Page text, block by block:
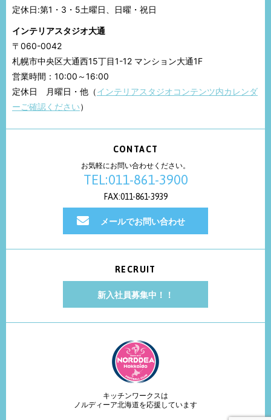
定休日:第1・3・5土曜日、日曜・祝日
インテリアスタジオ大通
〒060-0042
札幌市中央区大通西15丁目1-12 マンション大通1F
営業時間：10:00～16:00
定休日 月曜日・他（インテリアスタジオコンテンツ内カレンダ
ーご確認ください）
CONTACT
お気軽にお問い合わせください。
TEL:011-861-3900
FAX:011-861-3939
メールでお問い合わせ
RECRUIT
新入社員募集中！！
キッチンワークスは
ノルディーア北海道を応援しています